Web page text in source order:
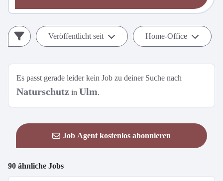
Veröffentlicht seit Home-Office
Es passt gerade leider kein Job zu deiner Suche nach
Naturschutz in Ulm.
Job Agent kostenlos abonnieren
90 ähnliche Jobs